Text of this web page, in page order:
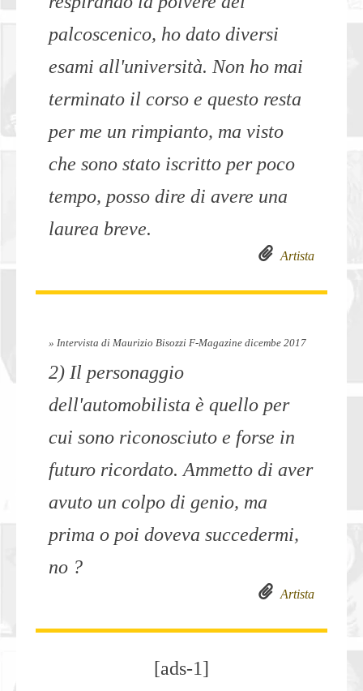
palcoscenico, ho dato diversi
esami all'università. Non ho mai
terminato il corso e questo resta
per me un rimpianto, ma visto
che sono stato iscritto per poco
tempo, posso dire di avere una
laurea breve.
Artista
» Intervista di Maurizio Bisozzi F-Magazine dicembe 2017
2) Il personaggio
dell'automobilista è quello per
cui sono riconosciuto e forse in
futuro ricordato. Ammetto di aver
avuto un colpo di genio, ma
prima o poi doveva succedermi,
no ?
Artista
[ads-1]